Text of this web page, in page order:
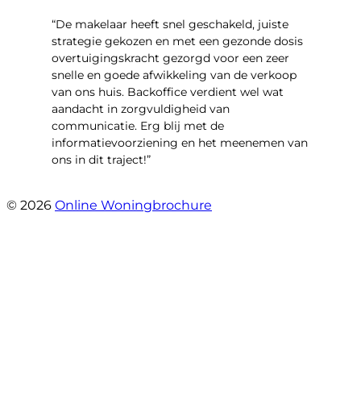
“De makelaar heeft snel geschakeld, juiste
strategie gekozen en met een gezonde dosis
overtuigingskracht gezorgd voor een zeer
snelle en goede afwikkeling van de verkoop
van ons huis. Backoffice verdient wel wat
aandacht in zorgvuldigheid van
communicatie. Erg blij met de
informatievoorziening en het meenemen van
ons in dit traject!”
© 2026 Online Woningbrochure